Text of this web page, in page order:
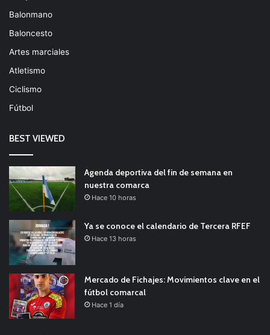
Balonmano
Baloncesto
Artes marciales
Atletismo
Ciclismo
Fútbol
BEST VIEWED
Agenda deportiva del fin de semana en
nuestra comarca
Hace 10 horas
Ya se conoce el calendario de Tercera RFEF
Hace 13 horas
Mercado de Fichajes: Movimientos clave en el
fútbol comarcal
Hace 1 día